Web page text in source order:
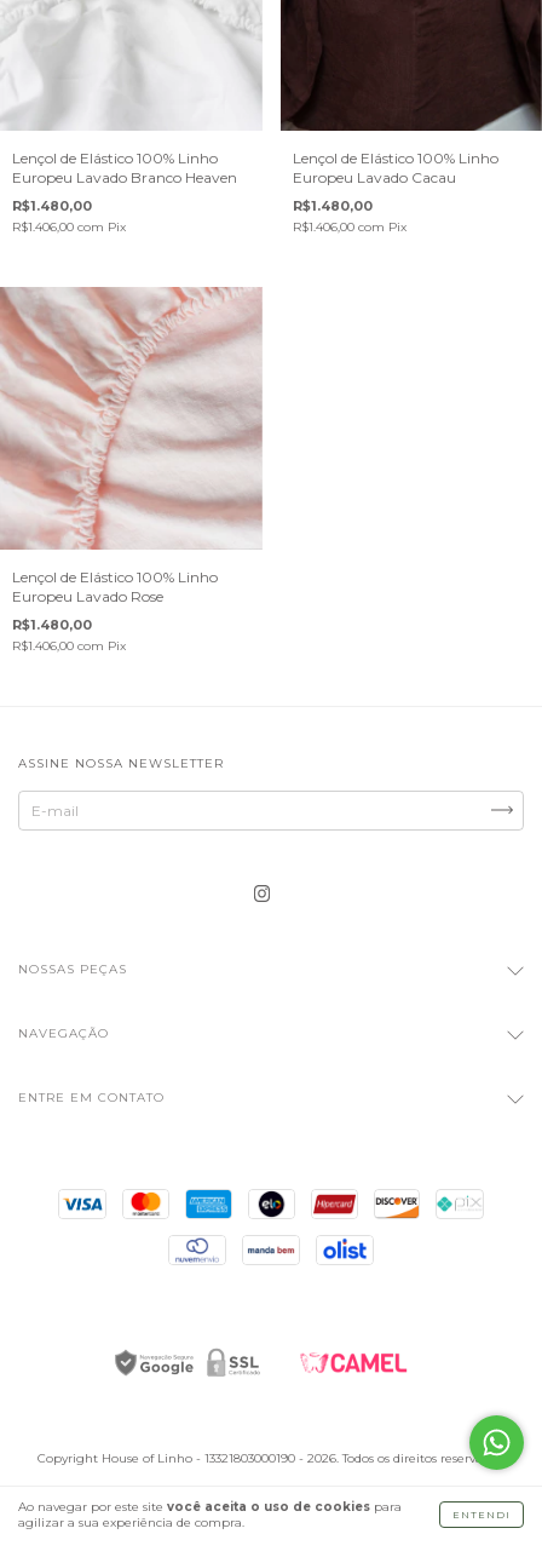
Ao navegar por este site você aceita o uso de cookies para
agilizar a sua experiência de compra.
ENTENDI
Lençol de Elástico 100% Linho
Europeu Lavado Branco Heaven
R$1.480,00
R$1.406,00 com Pix
Lençol de Elástico 100% Linho
Europeu Lavado Cacau
R$1.480,00
R$1.406,00 com Pix
Lençol de Elástico 100% Linho
Europeu Lavado Rose
R$1.480,00
R$1.406,00 com Pix
ASSINE NOSSA NEWSLETTER
NOSSAS PEÇAS
NAVEGAÇÃO
ENTRE EM CONTATO
Copyright House of Linho - 13321803000190 - 2026. Todos os direitos reservados.